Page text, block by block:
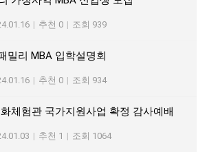
| 추천 0 | 조회 939
밀리 MBA 입학설명회
| 추천 0 | 조회 934
체험관 국가지원사업 확정 감사예배
| 추천 1 | 조회 1064